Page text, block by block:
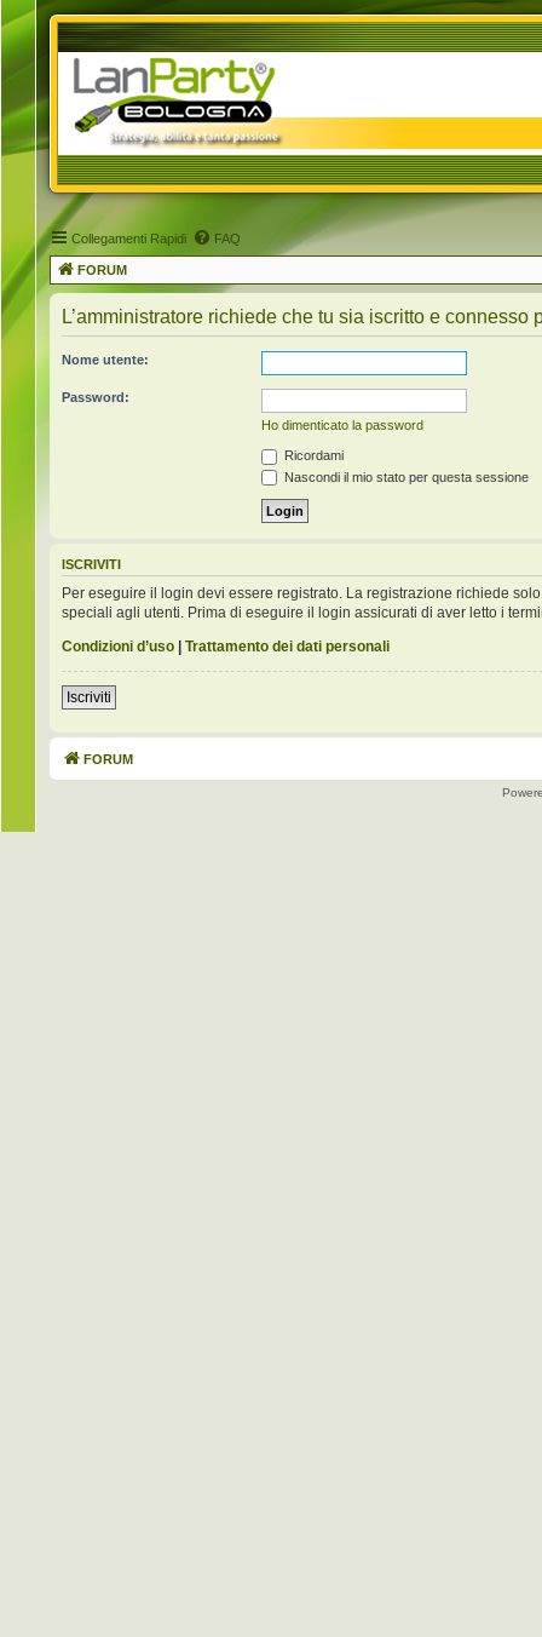
Collegamenti Rapidi FAQ
FORUM
L’amministratore richiede che tu sia iscritto e connesso
Nome utente:
Password:
Ho dimenticato la password
Ricordami
Nascondi il mio stato per questa sessione
ISCRIVITI
Per eseguire il login devi essere registrato. La registrazione richiede
speciali agli utenti. Prima di eseguire il login assicurati di aver letto i
Condizioni d’uso | Trattamento dei dati personali
Iscriviti
FORUM